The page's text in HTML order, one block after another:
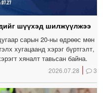
шүүхэд шилжүүлжээ
сарын 20-ны өдрөөс мөн
хугацаанд хэрэг бүртгэлт,
хяналт тавьсан байна.
2026.07.28 3